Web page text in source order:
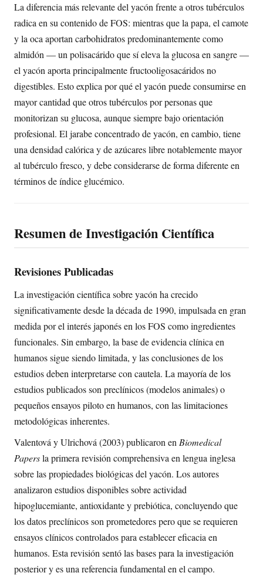
La diferencia más relevante del yacón frente a otros tubérculos
radica en su contenido de FOS: mientras que la papa, el camote
y la oca aportan carbohidratos predominantemente como
almidón — un polisacárido que sí eleva la glucosa en sangre —
el yacón aporta principalmente fructooligosacáridos no
digestibles. Esto explica por qué el yacón puede consumirse en
mayor cantidad que otros tubérculos por personas que
monitorizan su glucosa, aunque siempre bajo orientación
profesional. El jarabe concentrado de yacón, en cambio, tiene
una densidad calórica y de azúcares libre notablemente mayor
al tubérculo fresco, y debe considerarse de forma diferente en
términos de índice glucémico.
Resumen de Investigación Científica
Revisiones Publicadas
La investigación científica sobre yacón ha crecido
significativamente desde la década de 1990, impulsada en gran
medida por el interés japonés en los FOS como ingredientes
funcionales. Sin embargo, la base de evidencia clínica en
humanos sigue siendo limitada, y las conclusiones de los
estudios deben interpretarse con cautela. La mayoría de los
estudios publicados son preclínicos (modelos animales) o
pequeños ensayos piloto en humanos, con las limitaciones
metodológicas inherentes.
Valentová y Ulrichová (2003) publicaron enBiomedical
Papersla primera revisión comprehensiva en lengua inglesa
sobre las propiedades biológicas del yacón. Los autores
analizaron estudios disponibles sobre actividad
hipoglucemiante, antioxidante y prebiótica, concluyendo que
los datos preclínicos son prometedores pero que se requieren
ensayos clínicos controlados para establecer eficacia en
humanos. Esta revisión sentó las bases para la investigación
posterior y es una referencia fundamental en el campo.